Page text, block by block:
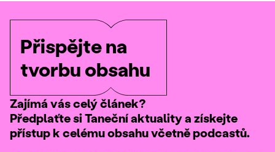
Přispějte na
tvorbu obsahu
Zajímá vás celý článek?
Předplaťte si Taneční aktuality a získejte
přístup k celému obsahu včetně podcastů.